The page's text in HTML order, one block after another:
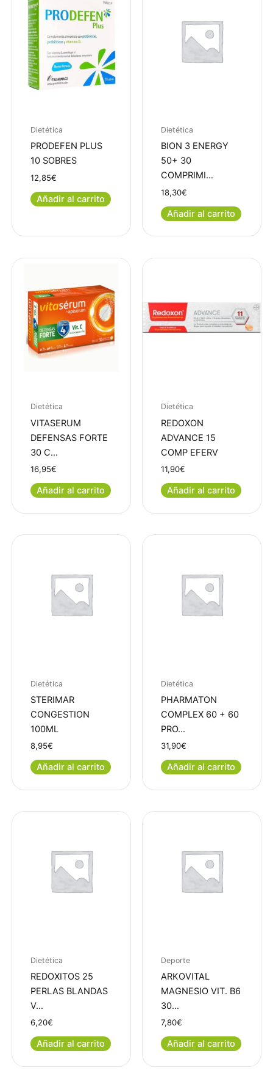
Dietética
PRODEFEN PLUS
10 SOBRES
12,85€
Añadir al carrito
Dietética
BION 3 ENERGY
50+ 30
COMPRIMI…
18,30€
Añadir al carrito
Dietética
VITASERUM
DEFENSAS FORTE
30 C…
16,95€
Añadir al carrito
Dietética
REDOXON
ADVANCE 15
COMP EFERV
11,90€
Añadir al carrito
Dietética
STERIMAR
CONGESTION
100ML
8,95€
Añadir al carrito
Dietética
PHARMATON
COMPLEX 60 + 60
PRO…
31,90€
Añadir al carrito
Dietética
REDOXITOS 25
PERLAS BLANDAS
V…
6,20€
Añadir al carrito
Deporte
ARKOVITAL
MAGNESIO VIT. B6
30…
7,80€
Añadir al carrito